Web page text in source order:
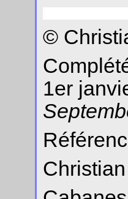
©
1er